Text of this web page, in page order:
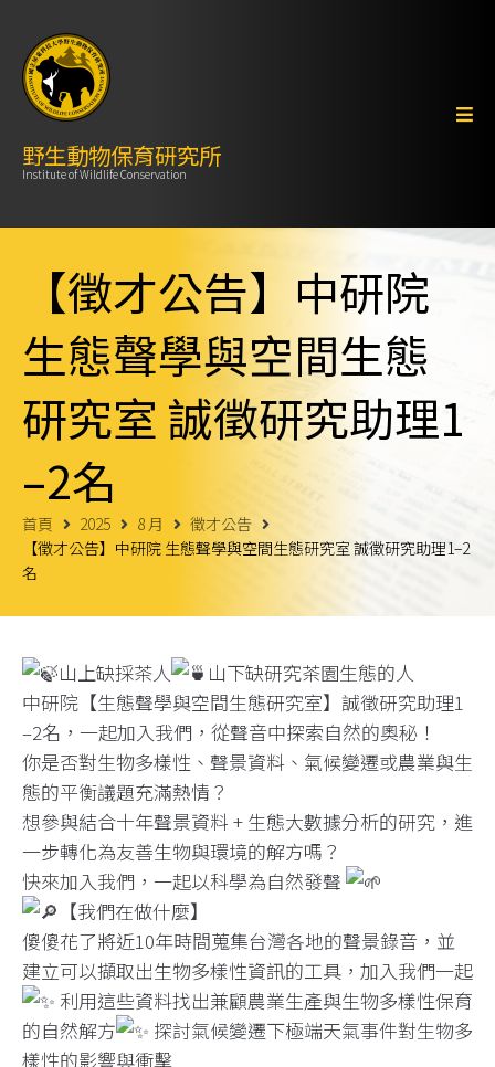
野生動物保育研究所
Institute of Wildlife Conservation
【徵才公告】中研院
生態聲學與空間生態
研究室 誠徵研究助理1
–2名
首頁 2025 8 月
徵才公告
【徵才公告】中研院 生態聲學與空間生態研究室 誠徵研究助理1–2
名
山上缺採茶人
山下缺研究茶園生態的人
中研院【生態聲學與空間生態研究室】誠徵研究助理1
–2名，一起加入我們，從聲音中探索自然的奧秘！
你是否對生物多樣性、聲景資料、氣候變遷或農業與生
態的平衡議題充滿熱情？
想參與結合十年聲景資料 + 生態大數據分析的研究，進
一步轉化為友善生物與環境的解方嗎？
快來加入我們，一起以科學為自然發聲
【我們在做什麼】
傻傻花了將近10年時間蒐集台灣各地的聲景錄音，並
建立可以擷取出生物多樣性資訊的工具，加入我們一起
利用這些資料找出兼顧農業生產與生物多樣性保育
的自然解方
探討氣候變遷下極端天氣事件對生物多
樣性的影響與衝擊